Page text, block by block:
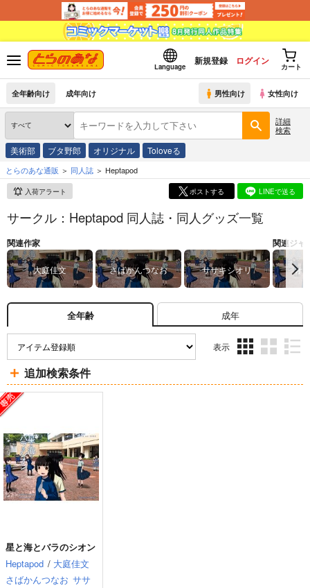
Language
新規登録 ログイン
カート
全年齢向け 成年向け 男性向け 女性向け
詳細
検索
美術部 ブタ野郎 オリジナル Toloveる
とらのあな通販 同人誌 Heptapod
入荷アラート ポストする LINEで送る
サークル：Heptapod 同人誌・同人グッズ一覧
関連作家
大庭佳文 さばかんつなお ササキシオリ
関連ジャ
オ
全年齢 成年
表示
ム
ム
ム
追加検索条件
星と海とバラのシオン
Heptapod / 大庭佳文
さばかんつなお ササ